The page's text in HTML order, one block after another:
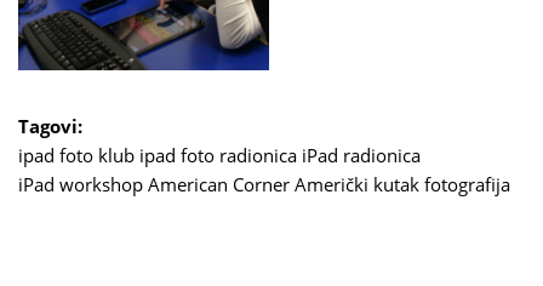
Tagovi:
ipad foto klub ipad foto radionica iPad radionica
iPad workshop American Corner Američki kutak fotografija